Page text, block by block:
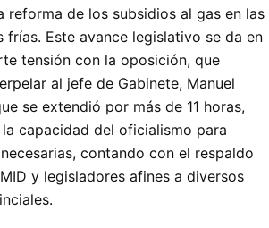
reforma de los subsidios al gas en las
frías. Este avance legislativo se da en
tensión con la oposición, que
al jefe de Gabinete, Manuel
se extendió por más de 11 horas,
capacidad del oficialismo para
contando con el respaldo
y legisladores afines a diversos